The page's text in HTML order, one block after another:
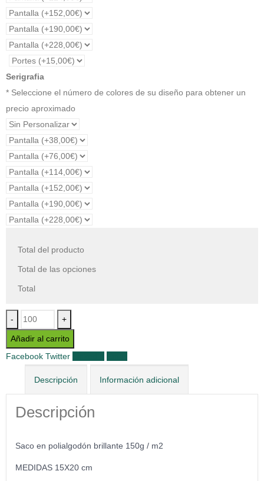
Serigrafia
* Seleccione el número de colores de su diseño para obtener un
precio aproximado
Total del producto
Total de las opciones
Total
- +
Añadir al carrito
Facebook Twitter
Descripción Información adicional
Descripción
Saco en polialgodón brillante 150g / m2
MEDIDAS 15X20 cm